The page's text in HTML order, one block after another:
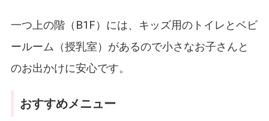
一つ上の階（B1F）には、キッズ用のトイレとベビ
ールーム（授乳室）があるので小さなお子さんと
のお出かけに安心です。
おすすめメニュー